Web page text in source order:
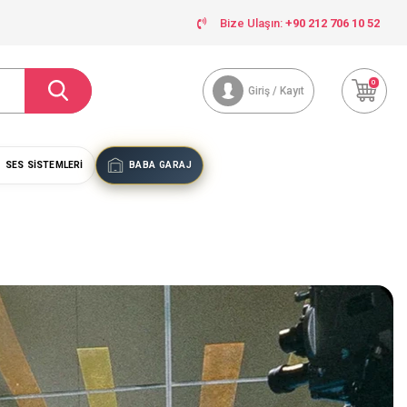
Bize Ulaşın: +90 212 706 10 52
Giriş / Kayıt
0
SES SISTEMLERI BABA GARAJ